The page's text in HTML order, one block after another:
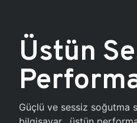
Üstün
Güçlü ve sessiz soğutma